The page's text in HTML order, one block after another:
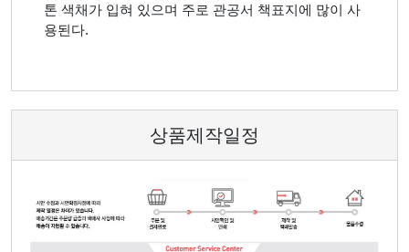
톤 색채가 입혀 있으며 주로 관공서 책표지에 많이 사
용된다.
상품제작일정